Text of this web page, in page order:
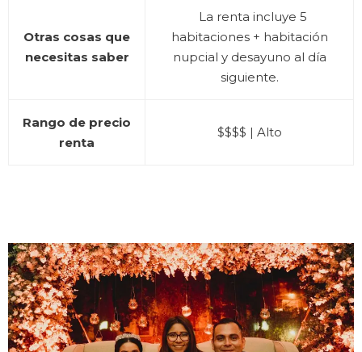
Otras cosas que
necesitas saber
La renta incluye 5
habitaciones + habitación
nupcial y desayuno al día
siguiente.
Rango de precio
renta
$$$$ | Alto